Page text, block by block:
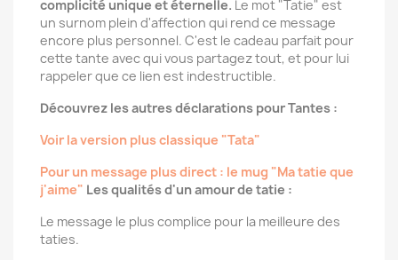
complicité unique et éternelle. Le mot "Tatie" est
un surnom plein d'affection qui rend ce message
encore plus personnel. C'est le cadeau parfait pour
cette tante avec qui vous partagez tout, et pour lui
rappeler que ce lien est indestructible.
Découvrez les autres déclarations pour Tantes :
Voir la version plus classique "Tata"
Pour un message plus direct : le mug "Ma tatie que
j'aime" Les qualités d'un amour de tatie :
Le message le plus complice pour la meilleure des
taties.